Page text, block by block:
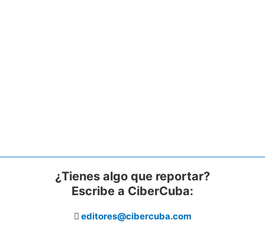
¿Tienes algo que reportar?
Escribe a CiberCuba:
editores@cibercuba.com